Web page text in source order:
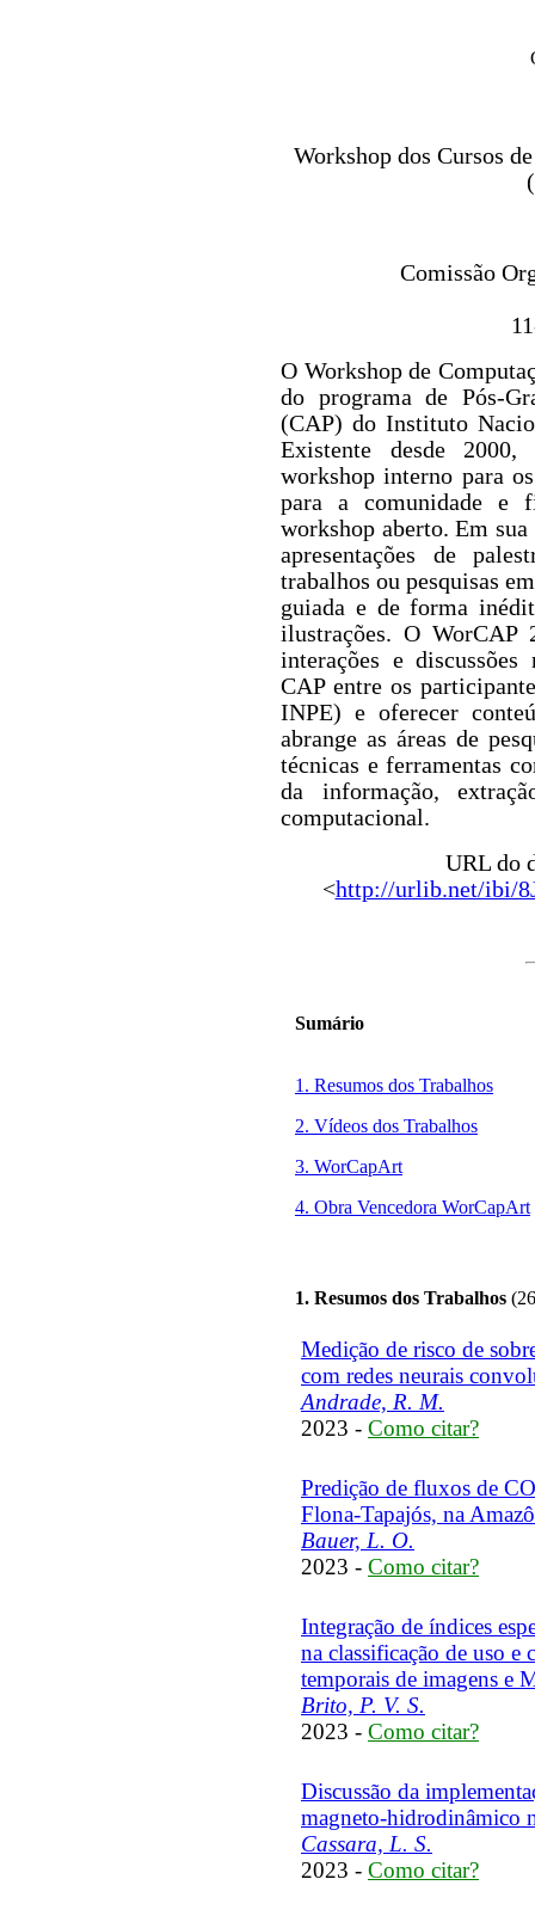
Workshop dos Cursos
Comissão
O Workshop de
do programa de Pós-
(CAP) do Instituto
Existente desde
workshop interno para
para a comunidade e
workshop aberto. Em
apresentações de
trabalhos ou pesquisas
guiada e de forma
ilustrações. O WorCAP
interações e
CAP entre os
INPE) e oferecer
abrange as áreas de
técnicas e ferramentas
da informação,
computacional.
URL do
<http://urlib.net/ibi/
Sumário
1. Resumos dos Trabalhos
2. Vídeos dos Trabalhos
3. WorCapArt
4. Obra Vencedora WorCapArt
1. Resumos dos Trabalhos
Medição de risco de
com redes neurais
Andrade, R. M.
2023 - Como citar?
Predição de fluxos de
Flona-Tapajós, na
Bauer, L. O.
2023 - Como citar?
Integração de índices
na classificação de uso e
temporais de imagens e
Brito, P. V. S.
2023 - Como citar?
Discussão da
magneto-hidrodinâmico
Cassara, L. S.
2023 - Como citar?